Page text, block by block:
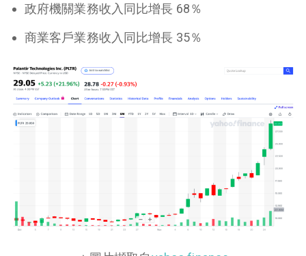
政府機關業務收入同比增長 68％
商業客戶業務收入同比增長 35％